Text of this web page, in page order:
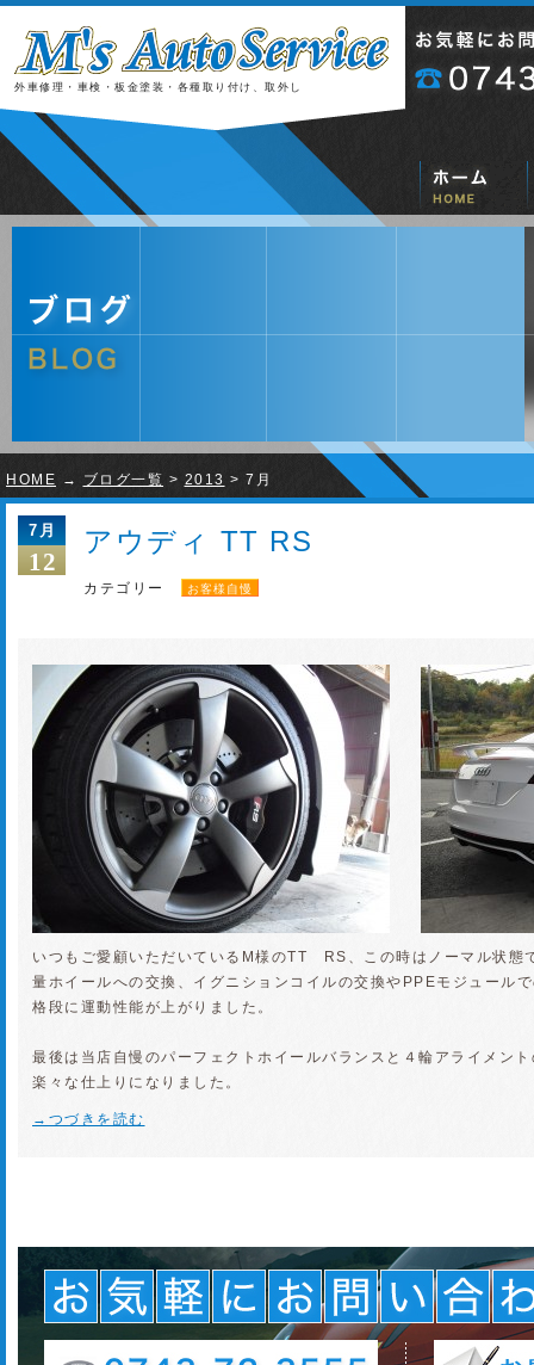
外車修理・車検・板金塗装・各種取り付け、取外し
HOME → ブログ一覧 > 2013 > 7月
7月
12
アウディ TT RS
カテゴリー お客様自慢
いつもご愛顧いただいているM様のTT RS、この時はノーマル状態
量ホイールへの交換、イグニションコイルの交換やPPEモジュール
格段に運動性能が上がりました。
最後は当店自慢のパーフェクトホイールバランスと４輪アライメン
楽々な仕上りになりました。
→つづきを読む